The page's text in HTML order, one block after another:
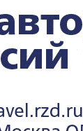
лидерах —